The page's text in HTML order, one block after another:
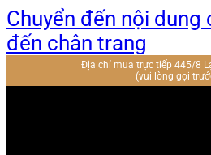
Chuyển đến nội dung
đến chân trang
Địa chỉ mua trực tiếp 445/8
(vui lòng gọi